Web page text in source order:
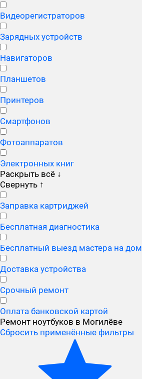
Видеорегистраторов
Зарядных устройств
Навигаторов
Планшетов
Принтеров
Смартфонов
Фотоаппаратов
Электронных книг
Раскрыть всё ↓
Свернуть ↑
Заправка картриджей
Бесплатная диагностика
Бесплатный выезд мастера на дом
Доставка устройства
Срочный ремонт
Оплата банковской картой
Ремонт ноутбуков в Могилёве
Сбросить применённые фильтры